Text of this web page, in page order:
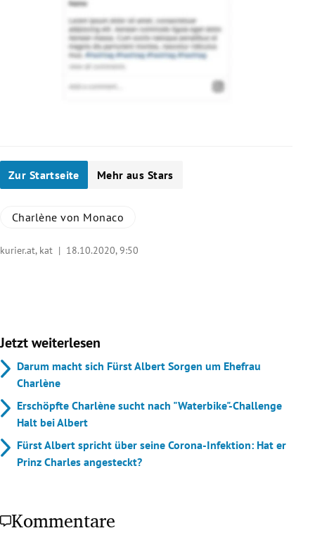
Zur Startseite Mehr aus Stars
Charlène von Monaco
kurier.at, kat | 18.10.2020, 9:50
Jetzt weiterlesen
Darum macht sich Fürst Albert Sorgen um Ehefrau
Charlène
Erschöpfte Charlène sucht nach "Waterbike"-Challenge
Halt bei Albert
Fürst Albert spricht über seine Corona-Infektion: Hat er
Prinz Charles angesteckt?
Kommentare